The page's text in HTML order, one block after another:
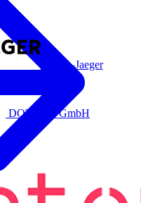
Busch-Jaeger
DOTLUX GmbH